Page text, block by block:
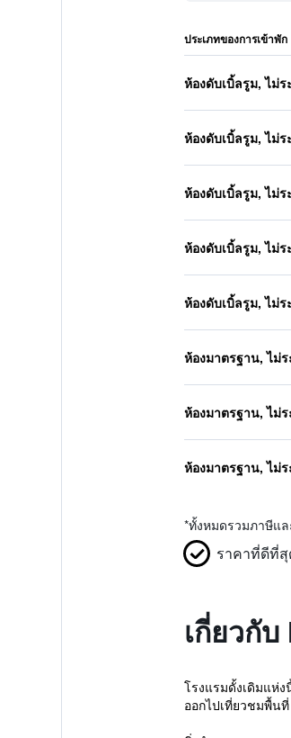
ประเภทของการเข้าพัก
ห้องดับเบิ้ลรูม, ไม่ร
ห้องดับเบิ้ลรูม, ไม่ร
ห้องดับเบิ้ลรูม, ไม่ร
ห้องดับเบิ้ลรูม, ไม่ร
ห้องดับเบิ้ลรูม, ไม่ร
ห้องมาตรฐาน, ไม่ร
ห้องมาตรฐาน, ไม่ร
ห้องมาตรฐาน, ไม่ร
*ทั้งหมดรวมภาษีแ
ราคาที่ดีที่
เกี่ยวกั
โรงแรมดั้งเดิมแห่
ออกไปเที่ยวชมพื้นที่